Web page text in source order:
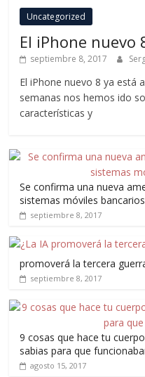
Uncategorized
El iPhone nuevo
septiembre 8, 2017
El iPhone nuevo 8 ya está
semanas nos hemos ido
características y
Se confirma una nueva
sistemas móviles bancarios
septiembre 8, 2017
promoverá la tercera
septiembre 8, 2017
9 cosas que hace tu
sabias para que
agosto 15, 2017